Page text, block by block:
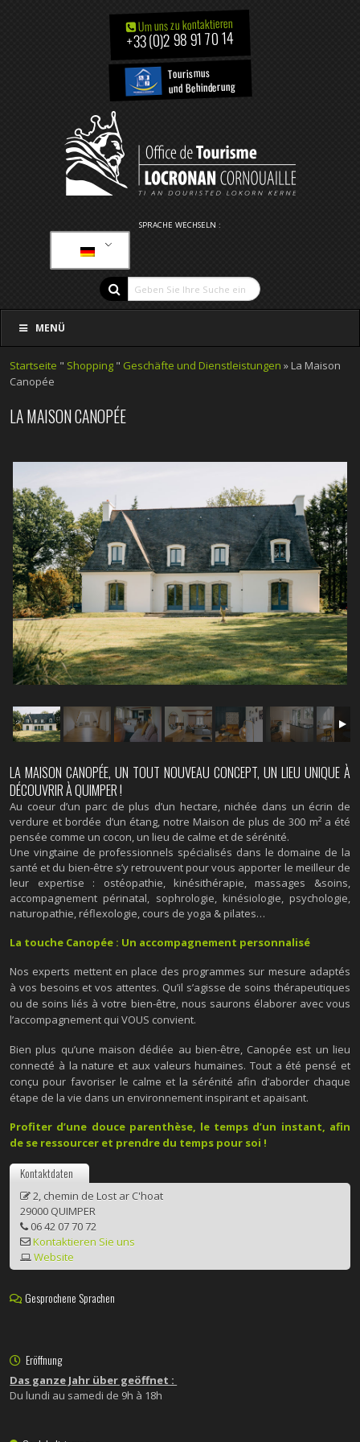
Um uns zu kontaktieren
+33 (0)2 98 91 70 14
Tourismus
und Behinderung
SPRACHE WECHSELN :
MENÜ
Startseite " Shopping " Geschäfte und Dienstleistungen » La Maison
Canopée
LA MAISON CANOPÉE
LA MAISON CANOPÉE, UN TOUT NOUVEAU CONCEPT, UN LIEU UNIQUE À
DÉCOUVRIR À QUIMPER !
Au coeur d’un parc de plus d’un hectare, nichée dans un écrin de
verdure et bordée d’un étang, notre Maison de plus de 300 m² a été
pensée comme un cocon, un lieu de calme et de sérénité.
Une vingtaine de professionnels spécialisés dans le domaine de la
santé et du bien-être s’y retrouvent pour vous apporter le meilleur de
leur expertise : ostéopathie, kinésithérapie, massages &soins,
accompagnement périnatal, sophrologie, kinésiologie, psychologie,
naturopathie, réflexologie, cours de yoga & pilates…
La touche Canopée : Un accompagnement personnalisé
Nos experts mettent en place des programmes sur mesure adaptés
à vos besoins et vos attentes. Qu’il s’agisse de soins thérapeutiques
ou de soins liés à votre bien-être, nous saurons élaborer avec vous
l’accompagnement qui VOUS convient.
Bien plus qu’une maison dédiée au bien-être, Canopée est un lieu
connecté à la nature et aux valeurs humaines. Tout a été pensé et
conçu pour favoriser le calme et la sérénité afin d’aborder chaque
étape de la vie dans un environnement inspirant et apaisant.
Profiter d’une douce parenthèse, le temps d’un instant, afin
de se ressourcer et prendre du temps pour soi !
Kontaktdaten
2, chemin de Lost ar C'hoat
29000 QUIMPER
06 42 07 70 72
Kontaktieren Sie uns
Website
Gesprochene Sprachen
Eröffnung
Das ganze Jahr über geöffnet :
Du lundi au samedi de 9h à 18h